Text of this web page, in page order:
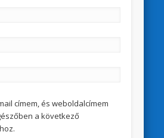
címem, és weboldalcímem
a következő